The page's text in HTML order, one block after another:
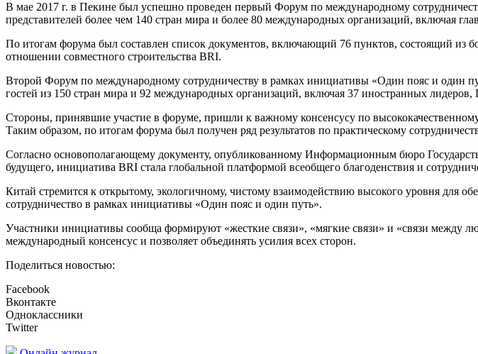
В мае 2017 г. в Пекине был успешно проведен первый Форум по международному
представителей более чем 140 стран мира и более 80 международных организаций, включая
По итогам форума был составлен список документов, включающий 76 пунктов, состоящий из
отношении совместного строительства BRI.
Второй Форум по международному сотрудничеству в рамках инициативы «Один пояс и один
гостей из 150 стран мира и 92 международных организаций, включая 37 иностранных
Стороны, принявшие участие в форуме, пришли к важному консенсусу по
Таким образом, по итогам форума был получен ряд результатов по практическому
Согласно основополагающему документу, опубликованному Информационным бюро
будущего, инициатива BRI стала глобальной платформой всеобщего благоденствия и
Китай стремится к открытому, экологичному, чистому взаимодействию высокого уровня для
сотрудничество в рамках инициативы «Один пояс и один путь».
Участники инициативы сообща формируют «жесткие связи», «мягкие связи» и «связи между
международный консенсус и позволяет объединять усилия всех сторон.
Поделиться новостью:
Facebook
Вконтакте
Одноклассники
Twitter